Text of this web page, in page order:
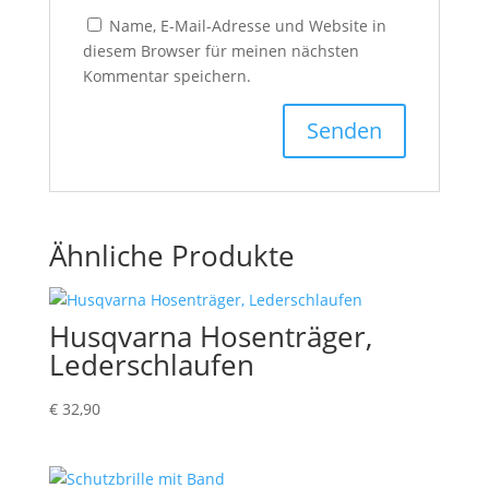
Name, E-Mail-Adresse und Website in
diesem Browser für meinen nächsten
Kommentar speichern.
Ähnliche Produkte
Husqvarna Hosenträger,
Lederschlaufen
€32,90